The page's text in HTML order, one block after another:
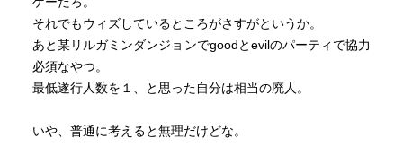
それでもウィズしているところがさすがというか。
あと某リルガミンダンジョンでgoodとevilのパーティで協力
必須なやつ。
最低遂行人数を１、と思った自分は相当の廃人。
いや、普通に考えると無理だけどな。